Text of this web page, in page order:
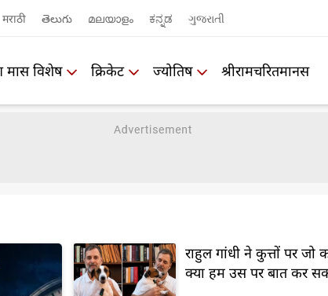
मराठी తెలుగు മലയാളം ಕನ್ನಡ ગુજરાતી
मास विशेष क्रिकेट ज्योतिष श्रीरामचरितमानस
राहुल गांधी ने कुत्तों पर जो
क्या हम उस पर बात कर